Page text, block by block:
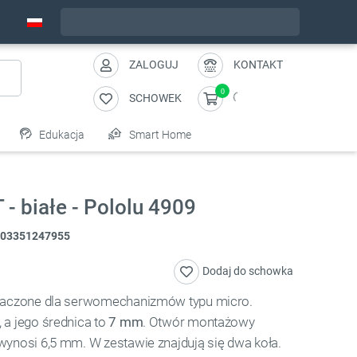
ZALOGUJ KONTAKT
SCHOWEK
0
Edukacja Smart Home
- białe - Pololu 4909
Dodaj do schowka
dla serwomechanizmów typu micro.
, a jego średnica to7 mm. Otwór montażowy
6,5 mm. W zestawie znajdują się dwa koła.